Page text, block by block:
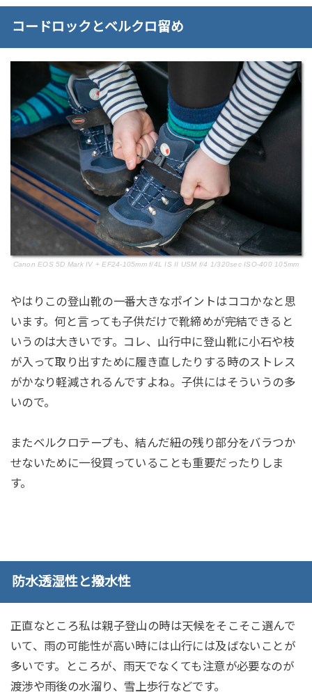
コードロックとベルクロ留め
Canon EOS 5D Mark IV + EF24-105mm f/4L IS II USM f/4 1/320sec ISO-400 105mm
やはりこの登山靴の一番大きなポイントはココかなと思
います。何と言っても子供だけで靴締めが完結できると
いうのは大きいです。コレ、山行中に登山靴に小石や枝
が入って取り出すために履き直したりする時のストレス
がかなり軽減されるんですよね。子供にはそういうの多
いので。
またベルクロテープも、結んだ紐の残り部分をバラつか
せないために一役買っていることも重要だったりしま
す。
防水透湿性と撥水性
正直なところ私は親子登山の時は天候をそこそこ選んで
いて、雨の可能性が高い時には山行には及ばないことが
多いです。ところが、雨天でなくても注意が必要なのが
渡渉や雨後の水溜り、雪上歩行などです。